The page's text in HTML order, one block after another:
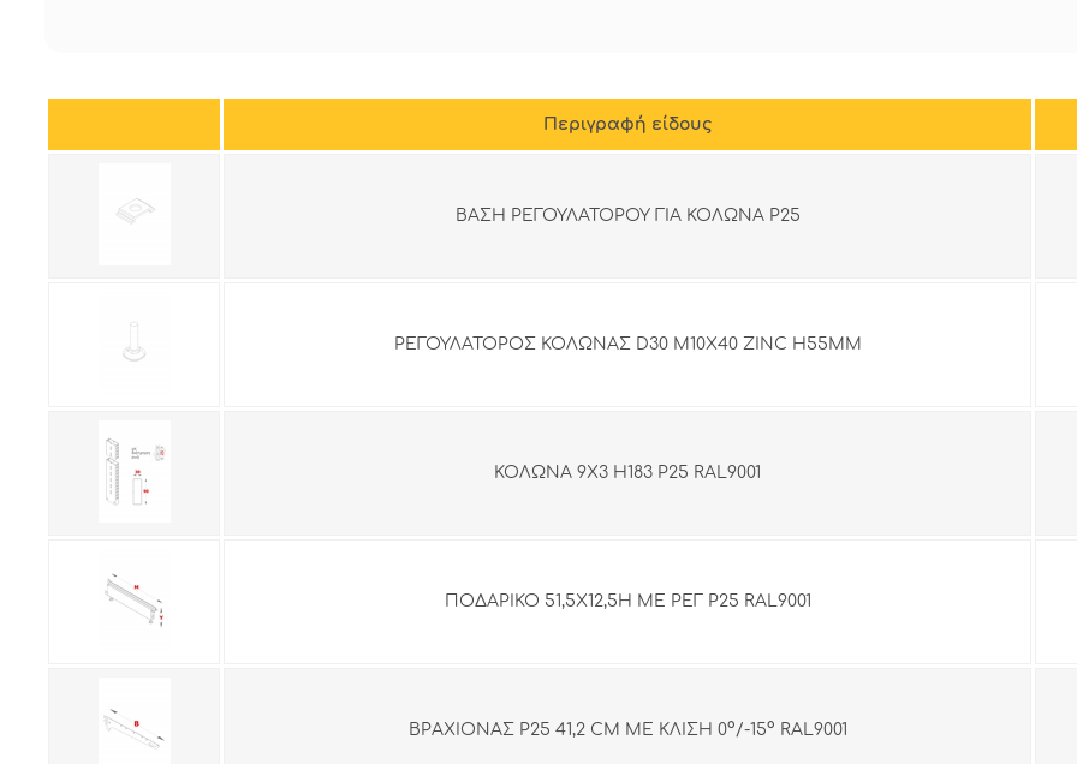
Περιγραφή είδους
ΒΑΣΗ ΡΕΓΟΥΛΑΤΟΡΟΥ ΓΙΑ ΚΟΛΩΝΑ Ρ25
ΡΕΓΟΥΛΑΤΟΡΟΣ ΚΟΛΩΝΑΣ D30 Μ10Χ40 ZINC Η55ΜΜ
ΚΟΛΩΝΑ 9Χ3 Η183 Ρ25 RAL9001
ΠΟΔΑΡΙΚΟ 51,5Χ12,5Η ΜΕ ΡΕΓ Ρ25 RAL9001
ΒΡΑΧΙΟΝΑΣ Ρ25 41,2 CM ΜΕ ΚΛΙΣΗ 0°/-15° RAL9001